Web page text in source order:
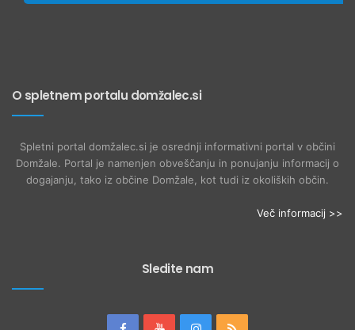
O spletnem portalu domžalec.si
Spletni portal domžalec.si je osrednji informativni portal v občini
Domžale. Portal je namenjen obveščanju in ponujanju informacij o
dogajanju, tako iz občine Domžale, kot tudi iz okoliških občin.
Več informacij >>
Sledite nam